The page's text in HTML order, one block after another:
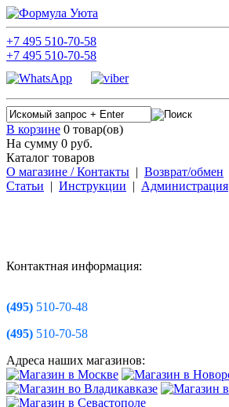
+7 495 510-70-58
+7 495 510-70-58
В корзине 0 товар(ов)
На сумму 0 руб.
Каталог товаров
О магазине / Контакты | Возврат/обмен
Статьи | Инструкции | Администрация
Контактная информация:
(495) 510-70-48
(495) 510-70-58
Адреса наших магазинов: